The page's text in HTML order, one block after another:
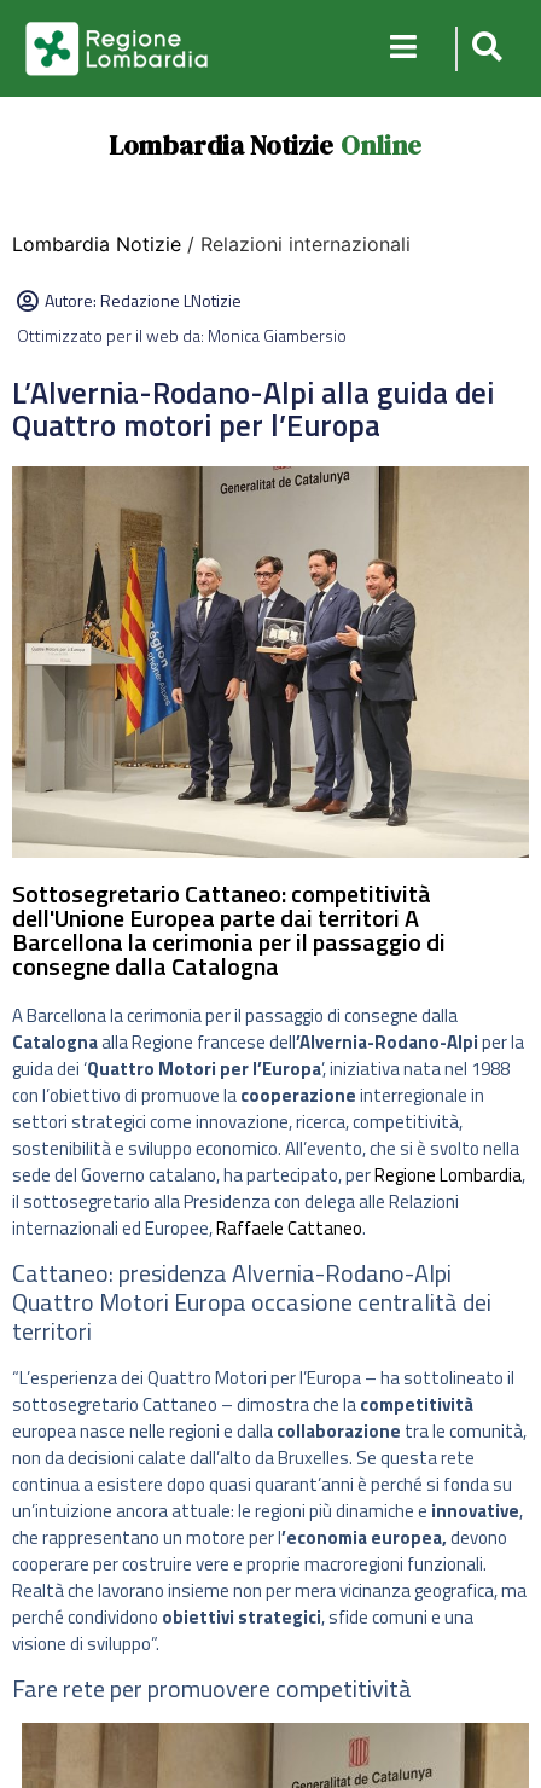
Lombardia Notizie Online
Lombardia Notizie / Relazioni internazionali
Autore:Redazione LNotizie
Ottimizzato per il web da: Monica Giambersio
L’Alvernia-Rodano-Alpi alla guida dei
Quattro motori per l’Europa
Sottosegretario Cattaneo: competitività
dell'Unione Europea parte dai territori A
Barcellona la cerimonia per il passaggio di
consegne dalla Catalogna
A Barcellona la cerimonia per il passaggio di consegne dalla
Catalognaalla Regione francese dell’Alvernia-Rodano-Alpiper la
guida dei ‘Quattro Motori per l’Europa’, iniziativa nata nel 1988
con l’obiettivo di promuove lacooperazioneinterregionale in
settori strategici come innovazione, ricerca, competitività,
sostenibilità e sviluppo economico. All’evento, che si è svolto nella
sede del Governo catalano, ha partecipato, perRegione Lombardia,
il sottosegretario alla Presidenza con delega alle Relazioni
internazionali ed Europee,Raffaele Cattaneo.
Cattaneo: presidenza Alvernia-Rodano-Alpi
Quattro Motori Europa occasione centralità dei
territori
“L’esperienza dei Quattro Motori per l’Europa – ha sottolineato il
sottosegretario Cattaneo – dimostra che lacompetitività
europea nasce nelle regioni e dallacollaborazione tra le comunità,
non da decisioni calate dall’alto da Bruxelles. Se questa rete
continua a esistere dopo quasi quarant’anni è perché si fonda su
un’intuizione ancora attuale: le regioni più dinamiche e innovative,
che rappresentano un motore per l’economia europea,devono
cooperare per costruire vere e proprie macroregioni funzionali.
Realtà che lavorano insieme non per mera vicinanza geografica, ma
perché condividono obiettivi strategici, sfide comuni e una
visione di sviluppo”.
Fare rete per promuovere competitività